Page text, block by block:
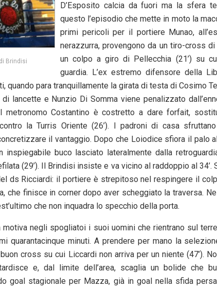
Brindisi
D’Esposito calcia da fuori ma la sfera
questo l’episodio che mette in moto la
primi pericoli per il portiere Munao,
nerazzurra, provengono da un tiro-cross
un colpo a giro di Pellecchia (21’) su
guardia. L’ex estremo difensore della
quando para tranquillamente la girata di testa di Cosimo
lancette e Nunzio Di Somma viene penalizzato
metronomo Costantino è costretto a dare forfait,
la Turris Oriente (26’). I padroni di casa
il vantaggio. Dopo che Loiodice sfiora il palo al
inspiegabile buco lasciato lateralmente dalla
(29’). Il Brindisi insiste e va vicino al raddoppio al 34’.
ds Ricciardi: il portiere è strepitoso nel respingere il
che finisce in corner dopo aver scheggiato la traversa.
che non inquadra lo specchio della porta.
motiva negli spogliatoi i suoi uomini che rientrano sul
quarantacinque minuti. A prendere per mano la
cross su cui Liccardi non arriva per un niente (47’).
e, dal limite dell’area, scaglia un bolide che
goal stagionale per Mazza, già in goal nella sfida